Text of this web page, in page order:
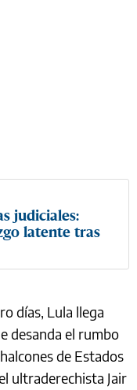
judiciales:
latente tras
días, Lula llega
desanda el rumbo
de Estados
ultraderechista Jair